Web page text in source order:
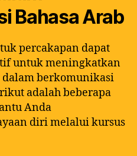
Bahasa Arab
percakapan dapat
untuk meningkatkan
berkomunikasi
adalah beberapa
Anda
diri melalui kursus